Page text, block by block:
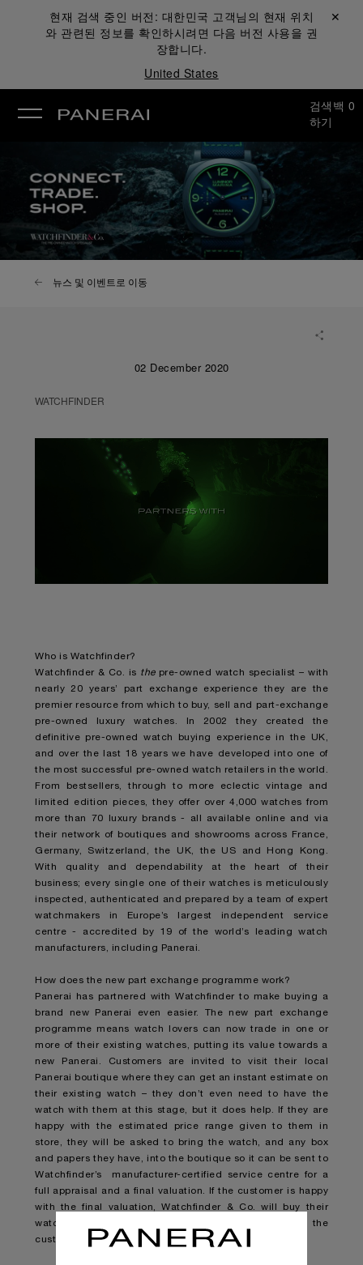
현재 검색 중인 버전: 대한민국 고객님의 현재 위치
와 관련된 정보를 확인하시려면 다음 버전 사용을 권
장합니다.
United States
닫기 ✕
검색
하기
백 0
뉴스 및 이벤트로 이동
02 December 2020
WATCHFINDER
0%
0%
Who is Watchfinder?
Watchfinder & Co. is thepre-owned watch specialist – with
nearly 20 years’ part exchange experience they are the
premier resource from which to buy, sell and part-exchange
pre-owned luxury watches. In 2002 they created the
definitive pre-owned watch buying experience in the UK,
and over the last 18 years we have developed into one of
the most successful pre-owned watch retailers in the world.
From bestsellers, through to more eclectic vintage and
limited edition pieces, they offer over 4,000 watches from
more than 70 luxury brands - all available online and via
their network of boutiques and showrooms across France,
Germany, Switzerland, the UK, the US and Hong Kong.
With quality and dependability at the heart of their
business; every single one of their watches is meticulously
inspected, authenticated and prepared by a team of expert
watchmakers in Europe’s largest independent service
centre - accredited by 19 of the world’s leading watch
manufacturers, including Panerai.
How does the new part exchange programme work?
Panerai has partnered with Watchfinder to make buying a
brand new Panerai even easier. The new part exchange
programme means watch lovers can now trade in one or
more of their existing watches, putting its value towards a
new Panerai. Customers are invited to visit their local
Panerai boutique where they can get an instant estimate on
their existing watch – they don’t even need to have the
watch with them at this stage, but it does help. If they are
happy with the estimated price range given to them in
store, they will be asked to bring the watch, and any box
and papers they have, into the boutique so it can be sent to
Watchfinder’s manufacturer-certified service centre for a
full appraisal and a final valuation. If the customer is happy
with the final valuation, Watchfinder & Co. will buy their
watch from them and put its purchase price towards the
customer’s new Panerai. All very quick and simple.